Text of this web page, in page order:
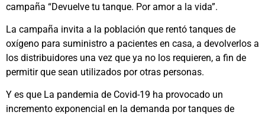
campaña “Devuelve tu tanque. Por amor a la vida”.
La campaña invita a la población que rentó tanques de
oxígeno para suministro a pacientes en casa, a devolverlos a
los distribuidores una vez que ya no los requieren, a fin de
permitir que sean utilizados por otras personas.
Y es que La pandemia de Covid-19 ha provocado un
incremento exponencial en la demanda por tanques de